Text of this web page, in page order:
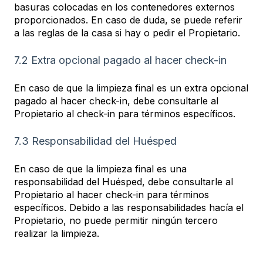
basuras colocadas en los contenedores externos
proporcionados. En caso de duda, se puede referir
a las reglas de la casa si hay o pedir el Propietario.
7.2 Extra opcional pagado al hacer check-in
En caso de que la limpieza final es un extra opcional
pagado al hacer check-in, debe consultarle al
Propietario al check-in para términos específicos.
7.3 Responsabilidad del Huésped
En caso de que la limpieza final es una
responsabilidad del Huésped, debe consultarle al
Propietario al hacer check-in para términos
específicos. Debido a las responsabilidades hacía el
Propietario, no puede permitir ningún tercero
realizar la limpieza.